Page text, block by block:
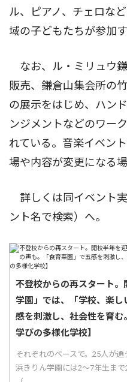
ル、ピアノ、チェロな
域の子どもたちが参加
なお、ル・ミリュウ
販売、鎌倉山集会所の
の展示をはじめ、ハン
ンジメントなどのワー
れている。音楽イベン
場や内容が変更になる場
詳しくは同イベント
ント名で検索）へ。
不登校からの再スタート
学園」では、「学校、楽
感を刺激し、社会性を育
学びの多様化学校】
それぞれのペースで。25人が
浜きりん学園には2〜7年生ま